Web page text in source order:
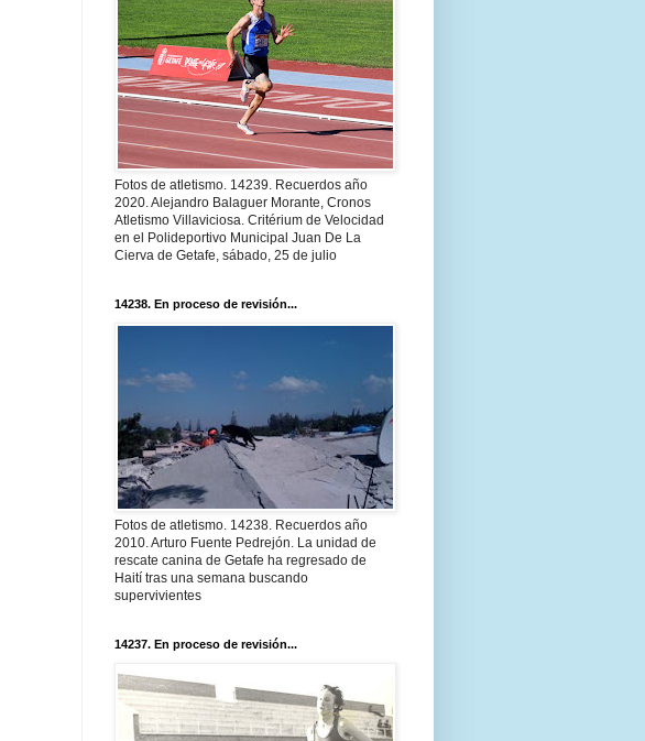
Fotos de atletismo. 14239. Recuerdos año
2020. Alejandro Balaguer Morante, Cronos
Atletismo Villaviciosa. Critérium de Velocidad
en el Polideportivo Municipal Juan De La
Cierva de Getafe, sábado, 25 de julio
14238. En proceso de revisión...
Fotos de atletismo. 14238. Recuerdos año
2010. Arturo Fuente Pedrejón. La unidad de
rescate canina de Getafe ha regresado de
Haití tras una semana buscando
supervivientes
14237. En proceso de revisión...